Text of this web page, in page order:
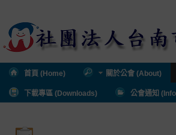
首頁 (Home) 關於公會 (About)
下載專區 (Downloads) 公會通知